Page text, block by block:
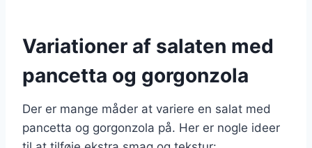
Variationer af salaten med
pancetta og gorgonzola
Der er mange måder at variere en salat med
pancetta og gorgonzola på. Her er nogle ideer